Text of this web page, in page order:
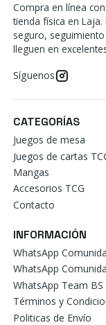
Compra en línea
tienda física en
seguro,
lleguen en
Síguenos
CATEGORÍAS
Juegos de mesa
Juegos de cartas
Mangas
Accesorios TCG
Contacto
INFORMACIÓN
WhatsApp
WhatsApp
WhatsApp Team BS
Términos y
Politicas de Envío